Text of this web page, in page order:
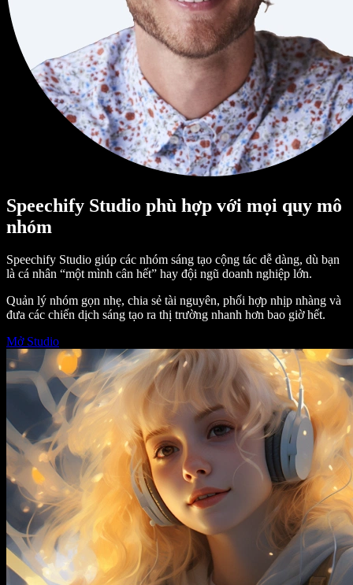
Speechify Studio phù hợp với mọi quy mô
nhóm
Speechify Studio giúp các nhóm sáng tạo cộng tác dễ dàng, dù bạn
là cá nhân “một mình cân hết” hay đội ngũ doanh nghiệp lớn.
Quản lý nhóm gọn nhẹ, chia sẻ tài nguyên, phối hợp nhịp nhàng và
đưa các chiến dịch sáng tạo ra thị trường nhanh hơn bao giờ hết.
Mở Studio